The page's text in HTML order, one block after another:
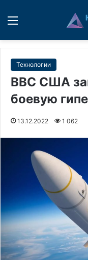
Технологии
ВВС США
боевую
13.12.2022 1 062